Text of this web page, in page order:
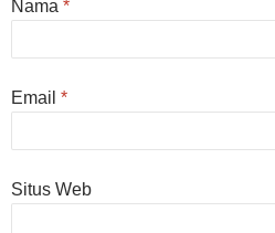
Nama *
Email *
Situs Web